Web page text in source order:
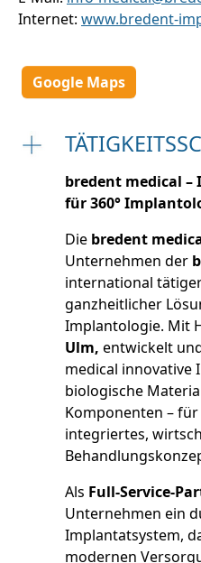
Internet: www.bredent-
Google Maps
bredent medical –
für 360°
Die bredent
Unternehmen der
international
ganzheitlicher
Implantologie. Mit
Ulm, entwickelt
medical innovative
biologische
Komponenten –
integriertes,
Als Full-Service-
Unternehmen ein
Implantatsystem,
modernen